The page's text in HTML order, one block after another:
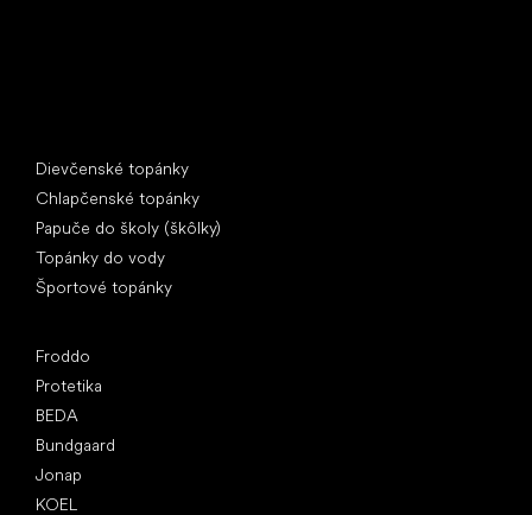
Dievčenské topánky
Chlapčenské topánky
Papuče do školy (škôlky)
Topánky do vody
Športové topánky
Froddo
Protetika
BEDA
Bundgaard
Jonap
KOEL